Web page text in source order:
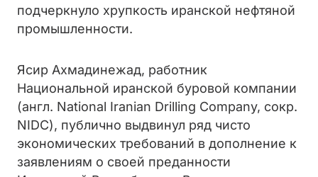
подчеркнуло хрупкость иранской нефтяной
промышленности.
Ясир Ахмадинежад, работник
Национальной иранской буровой компании
(англ. National Iranian Drilling Company, сокр.
NIDC), публично выдвинул ряд чисто
экономических требований в дополнение к
заявлениям о своей преданности